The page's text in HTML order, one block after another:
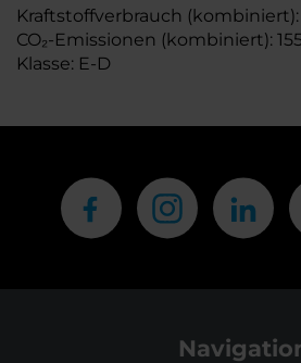
Kraftstoffverbrauch (kombiniert):
CO₂-Emissionen (kombiniert):
Klasse: E-D